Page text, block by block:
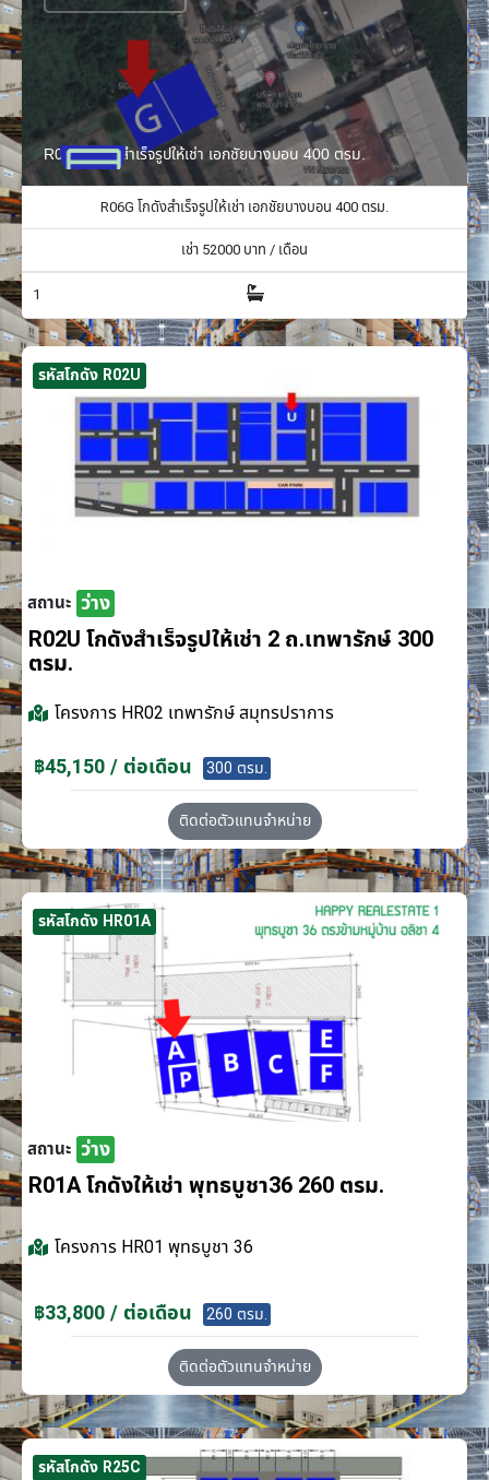
R06G โกดังสำเร็จรูปให้เช่า เอกชัยบางบอน 400 ตรม.
R06G โกดังสำเร็จรูปให้เช่า เอกชัยบางบอน 400 ตรม.
เช่า 52000 บาท / เดือน
1
รหัสโกดัง R02U
สถานะ ว่าง
R02U โกดังสำเร็จรูปให้เช่า 2 ถ.เทพารักษ์ 300
ตรม.
โครงการ HR02 เทพารักษ์ สมุทรปราการ
฿45,150 / ต่อเดือน 300 ตรม.
ติดต่อตัวแทนจำหน่าย
รหัสโกดัง HR01A
สถานะ ว่าง
R01A โกดังให้เช่า พุทธบูชา36 260 ตรม.
โครงการ HR01 พุทธบูชา 36
฿33,800 / ต่อเดือน 260 ตรม.
ติดต่อตัวแทนจำหน่าย
รหัสโกดัง R25C